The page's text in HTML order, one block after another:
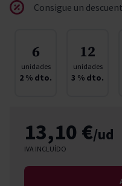
Consigue un
6
unidades
2 % dto.
12
unidades
3 % dto.
13,10 €/ud
IVA INCLUÍDO